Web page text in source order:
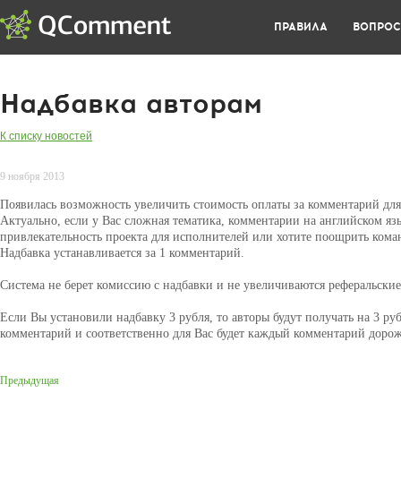
ПРАВИЛА
Надбавка авторам
К списку новостей
9 ноября 2013
Появилась возможность увеличить стоимость оплаты за комментарий
Актуально, если у Вас сложная тематика, комментарии на английском
привлекательность проекта для исполнителей или хотите поощрить
Надбавка устанавливается за 1 комментарий.
Система не берет комиссию с надбавки и не увеличиваются
Если Вы установили надбавку 3 рубля, то авторы будут получать на 3
комментарий и соответственно для Вас будет каждый комментарий
Предыдущая